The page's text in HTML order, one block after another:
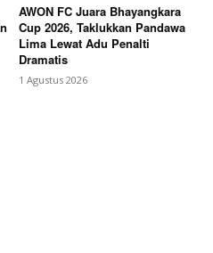
AWON FC Juara Bhayangkara
Cup 2026, Taklukkan Pandawa
Lima Lewat Adu Penalti
Dramatis
1 Agustus 2026